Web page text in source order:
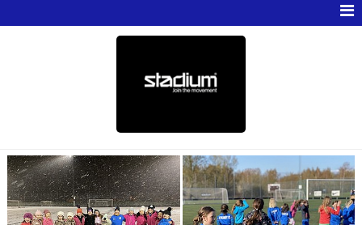
TRUPPEN
BILDGALLERI